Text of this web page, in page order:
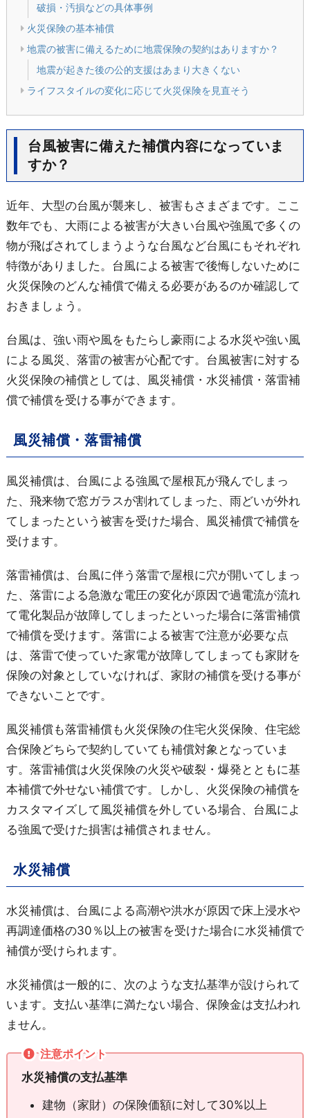
破損・汚損などの具体事例
火災保険の基本補償
地震の被害に備えるために地震保険の契約はありますか？
地震が起きた後の公的支援はあまり大きくない
ライフスタイルの変化に応じて火災保険を見直そう
台風被害に備えた補償内容になっていま
すか？
近年、大型の台風が襲来し、被害もさまざまです。ここ
数年でも、大雨による被害が大きい台風や強風で多くの
物が飛ばされてしまうような台風など台風にもそれぞれ
特徴がありました。台風による被害で後悔しないために
火災保険のどんな補償で備える必要があるのか確認して
おきましょう。
台風は、強い雨や風をもたらし豪雨による水災や強い風
による風災、落雷の被害が心配です。台風被害に対する
火災保険の補償としては、風災補償・水災補償・落雷補
償で補償を受ける事ができます。
風災補償・落雷補償
風災補償は、台風による強風で屋根瓦が飛んでしまっ
た、飛来物で窓ガラスが割れてしまった、雨どいが外れ
てしまったという被害を受けた場合、風災補償で補償を
受けます。
落雷補償は、台風に伴う落雷で屋根に穴が開いてしまっ
た、落雷による急激な電圧の変化が原因で過電流が流れ
て電化製品が故障してしまったといった場合に落雷補償
で補償を受けます。落雷による被害で注意が必要な点
は、落雷で使っていた家電が故障してしまっても家財を
保険の対象としていなければ、家財の補償を受ける事が
できないことです。
風災補償も落雷補償も火災保険の住宅火災保険、住宅総
合保険どちらで契約していても補償対象となっていま
す。落雷補償は火災保険の火災や破裂・爆発とともに基
本補償で外せない補償です。しかし、火災保険の補償を
カスタマイズして風災補償を外している場合、台風によ
る強風で受けた損害は補償されません。
水災補償
水災補償は、台風による高潮や洪水が原因で床上浸水や
再調達価格の30％以上の被害を受けた場合に水災補償で
補償が受けられます。
水災補償は一般的に、次のような支払基準が設けられて
います。支払い基準に満たない場合、保険金は支払われ
ません。
注意ポイント
水災補償の支払基準
建物（家財）の保険価額に対して30%以上